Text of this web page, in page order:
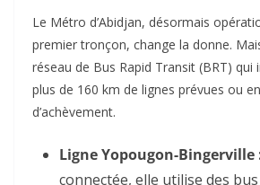
Le Métro d’Abidjan, désormais
premier tronçon, change la donne.
réseau de Bus Rapid Transit (BRT) qui
plus de 160 km de lignes prévues ou
d’achèvement.
Ligne Yopougon-Bingerville
connectée, elle utilise des